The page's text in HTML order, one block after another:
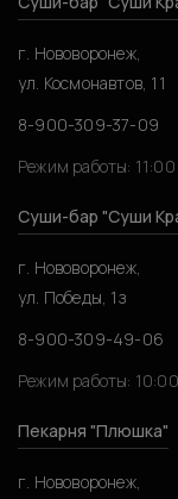
г. Нововоронеж,
ул. Космонавтов, 11
8-900-309-37-09
Режим работы:
Суши-бар "Суши
г. Нововоронеж,
ул. Победы, 1з
8-900-309-49-06
Режим работы:
Пекарня "Плюшка"
г. Нововоронеж,